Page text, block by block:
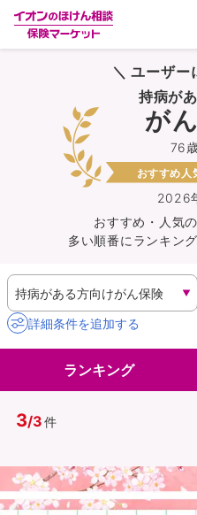
ランキング
保険を比較
保険会社か
イオンカー
キャンペー
コラム
イオングル
（無料
＼ ユーザー
2026
76
持病が
が
おすすめ人
おすすめ・人気
多い順番にランキン
詳細条件を追加する
ランキング
3/3件